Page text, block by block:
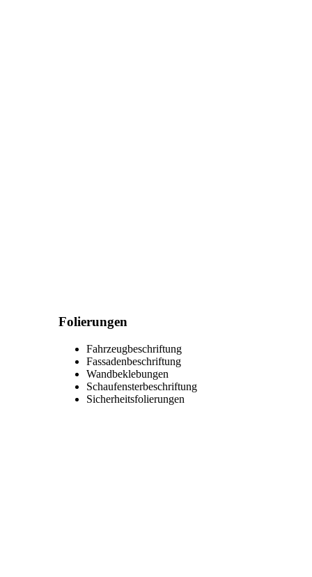
Folierungen
Fahrzeugbeschriftung
Fassadenbeschriftung
Wandbeklebungen
Schaufensterbeschriftung
Sicherheitsfolierungen